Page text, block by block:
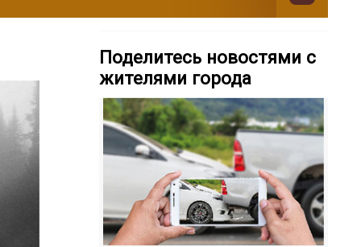
Поделитесь новостями с
жителями города